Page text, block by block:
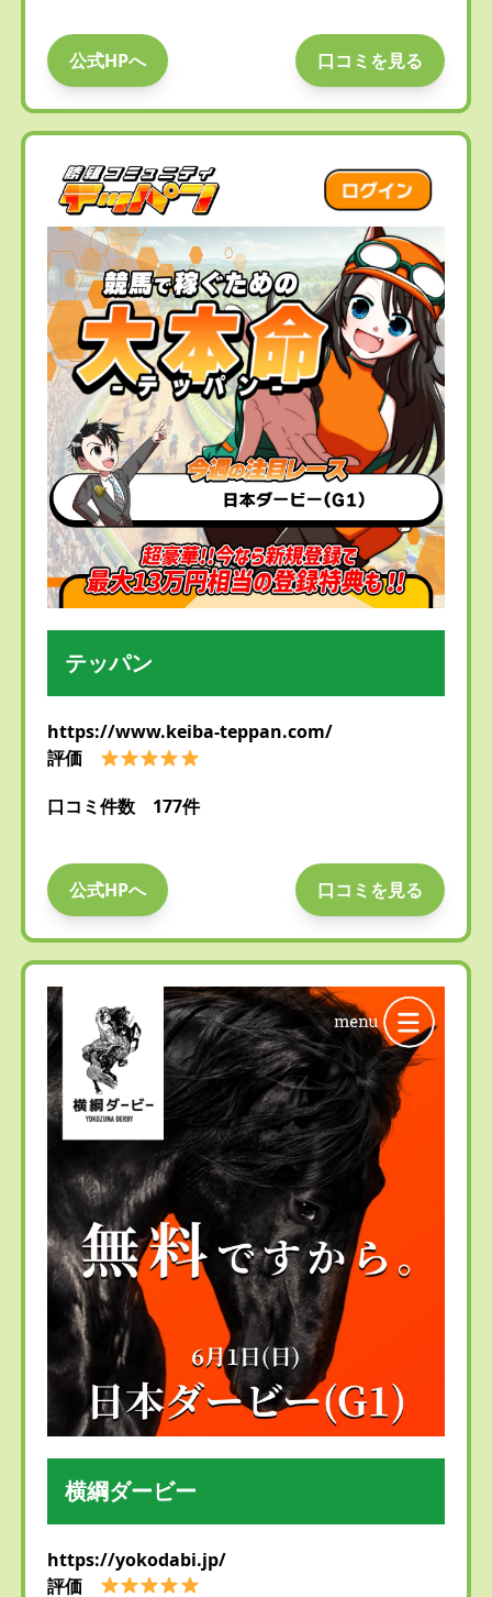
公式HPへ 口コミを見る
テッパン
https://www.keiba-teppan.com/
評価
口コミ件数 177件
公式HPへ 口コミを見る
横綱ダービー
https://yokodabi.jp/
評価